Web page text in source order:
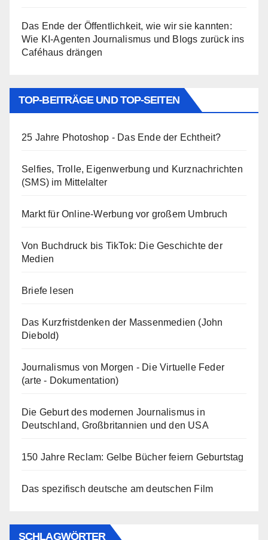
Das Ende der Öffentlichkeit, wie wir sie kannten:
Wie KI-Agenten Journalismus und Blogs zurück ins
Caféhaus drängen
TOP-BEITRÄGE UND TOP-SEITEN
25 Jahre Photoshop - Das Ende der Echtheit?
Selfies, Trolle, Eigenwerbung und Kurznachrichten
(SMS) im Mittelalter
Markt für Online-Werbung vor großem Umbruch
Von Buchdruck bis TikTok: Die Geschichte der
Medien
Briefe lesen
Das Kurzfristdenken der Massenmedien (John
Diebold)
Journalismus von Morgen - Die Virtuelle Feder
(arte - Dokumentation)
Die Geburt des modernen Journalismus in
Deutschland, Großbritannien und den USA
150 Jahre Reclam: Gelbe Bücher feiern Geburtstag
Das spezifisch deutsche am deutschen Film
SCHLAGWÖRTER